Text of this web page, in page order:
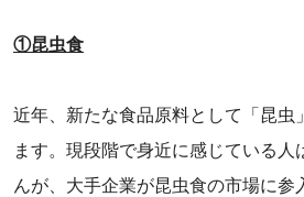
①昆虫食
近年、新たな食品原料として「昆虫
ます。現段階で身近に感じている人
んが、大手企業が昆虫食の市場に参